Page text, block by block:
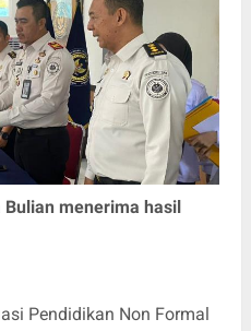
menerima hasil
Pendidikan Non Formal